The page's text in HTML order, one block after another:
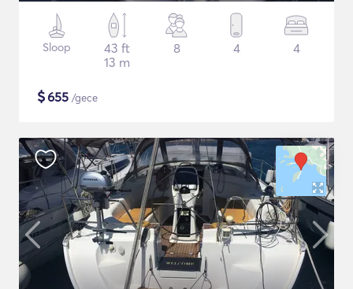
Sloop
43 ft
13 m
8 4 4
$655 /gece